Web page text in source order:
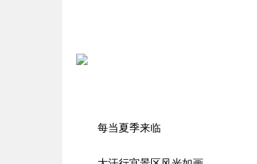
每当夏季来临